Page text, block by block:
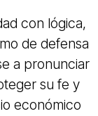
con lógica,
de defensa
a pronunciar
su fe y
económico